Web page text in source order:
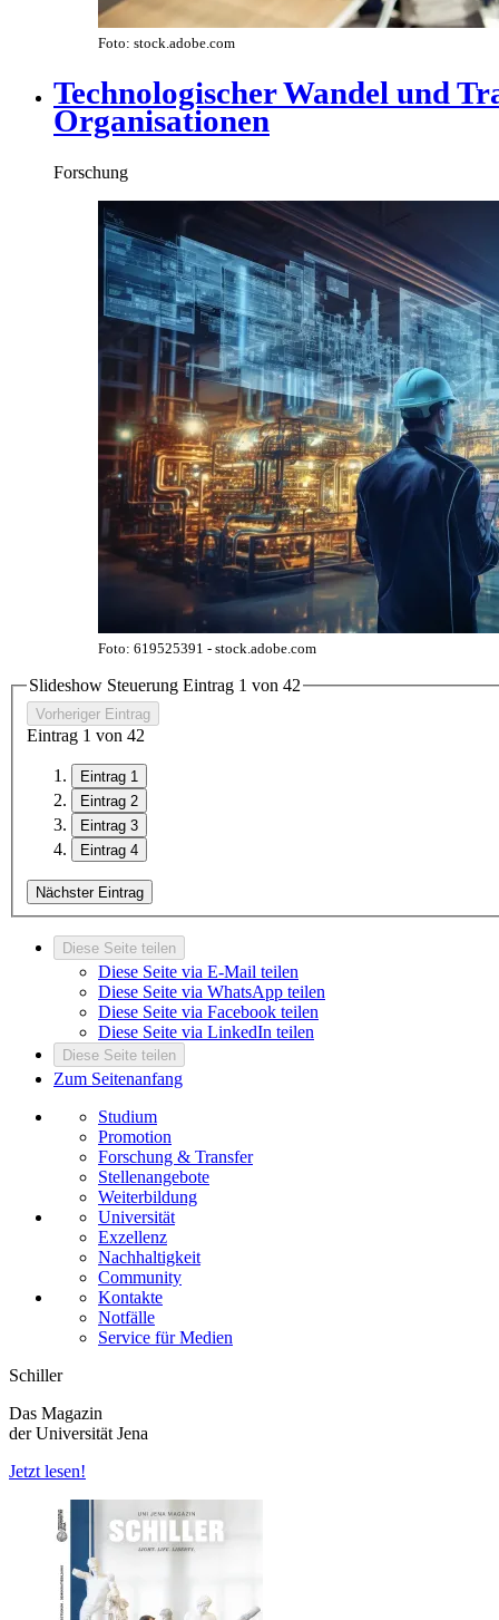
Foto: stock.adobe.com
Technologischer Wandel und
Organisationen
Forschung
Foto: 619525391 - stock.adobe.com
Slideshow Steuerung Eintrag 1 von 42
Vorheriger Eintrag
Eintrag 1 von 42
Eintrag 1
Eintrag 2
Eintrag 3
Eintrag 4
Nächster Eintrag
Diese Seite teilen
Diese Seite via E-Mail teilen
Diese Seite via WhatsApp teilen
Diese Seite via Facebook teilen
Diese Seite via LinkedIn teilen
Diese Seite teilen
Zum Seitenanfang
Studium
Promotion
Forschung & Transfer
Stellenangebote
Weiterbildung
Universität
Exzellenz
Nachhaltigkeit
Community
Kontakte
Notfälle
Service für Medien
Schiller
Das Magazin
der Universität Jena
Jetzt lesen!